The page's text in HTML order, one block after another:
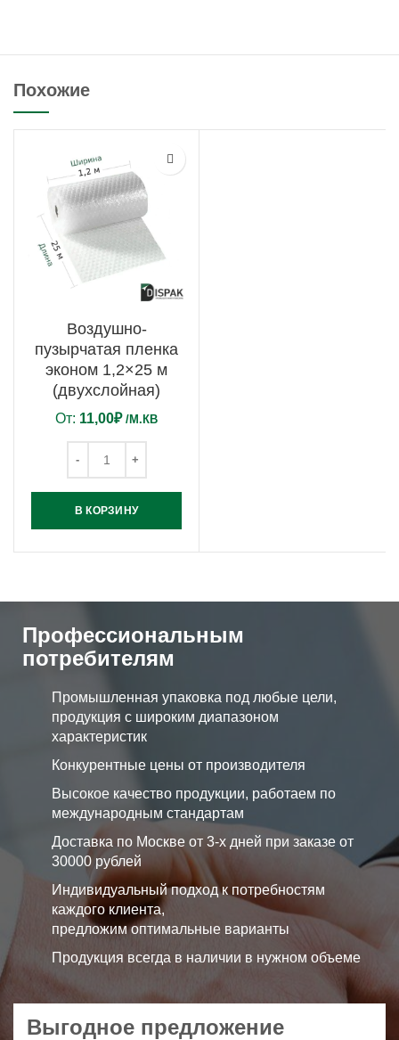
Похожие
Воздушно-
пузырчатая пленка
эконом 1,2×25 м
(двухслойная)
От: 11,00₽ /М.КВ
В КОРЗИНУ
Профессиональным
потребителям
Промышленная упаковка под любые цели,
продукция с широким диапазоном
характеристик
Конкурентные цены от производителя
Высокое качество продукции, работаем по
международным стандартам
Доставка по Москве от 3-х дней при заказе от
30000 рублей
Индивидуальный подход к потребностям
каждого клиента,
предложим оптимальные варианты
Продукция всегда в наличии в нужном объеме
Выгодное предложение